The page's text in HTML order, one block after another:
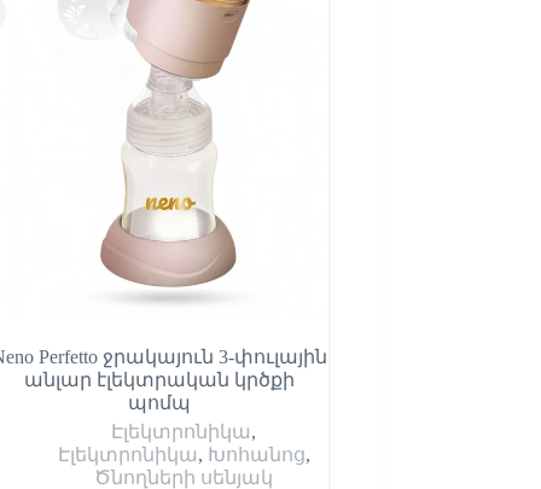
Perfetto ջրակայուն 3-փուլային
անլար էլեկտրական կրծքի
պոմպ
Էլեկտրոնիկա,
Էլեկտրոնիկա, Խոհանոց,
Ծնողների սենյակ